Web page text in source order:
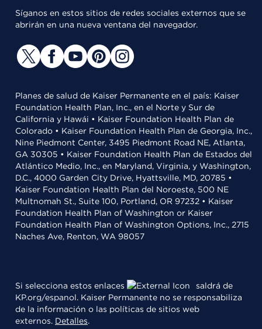
Síganos en estos sitios de redes sociales externos que se
abrirán en una nueva ventana del navegador.
Planes de salud de Kaiser Permanente en el país: Kaiser
Foundation Health Plan, Inc., en el Norte y Sur de
California y Hawái • Kaiser Foundation Health Plan de
Colorado • Kaiser Foundation Health Plan de Georgia, Inc.,
Nine Piedmont Center, 3495 Piedmont Road NE, Atlanta,
GA 30305 • Kaiser Foundation Health Plan de Estados del
Atlántico Medio, Inc., en Maryland, Virginia, y Washington,
D.C., 4000 Garden City Drive, Hyattsville, MD, 20785 •
Kaiser Foundation Health Plan del Noroeste, 500 NE
Multnomah St., Suite 100, Portland, OR 97232 • Kaiser
Foundation Health Plan of Washington or Kaiser
Foundation Health Plan of Washington Options, Inc., 2715
Naches Ave, Renton, WA 98057
Si selecciona estos enlaces
saldrá de
KP.org/espanol. Kaiser Permanente no se responsabiliza
de la información o las políticas de sitios web
externos. Detalles.